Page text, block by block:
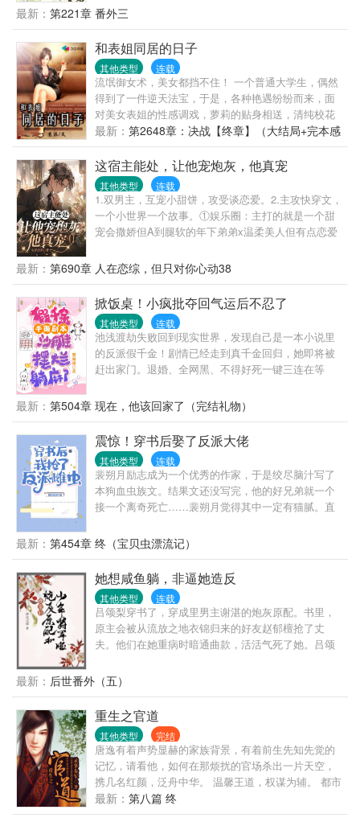
饥肠辘辘的顾庭风准备去隔壁吴大叔家借两个红薯回
来烤着吃，不成想推开门就看见一个竹篮子放在家门
口，揭开一看，一碗晶莹透亮的红烧肉片，以及翠绿
可口的红苕尖。一连好几天家门口莫名多了个装着食
物的篮子，顾庭风心里暗忖道：莫非这世上真的有田
螺夫郎……
最新： 第221章 番外三
和表姐同居的日子
其他类型 连载
流氓御女术，美女都挡不住！ 一个普通大学生，偶然
得到了一件逆天法宝，于是，各种艳遇纷纷而来，面
对美女表姐的性感调戏，萝莉的贴身相送，清纯校花
的真情表白，美女老师的勾搭，秦天，终于沦落了，
开始往成为一个坐拥后宫三千的都市皇帝之路发
展……
最新： 第2648章：决战【终章】（大结局+完本感
言）
这宿主能处，让他宠炮灰，他真宠
其他类型 连载
1.双男主，互宠小甜饼，攻受谈恋爱。2.主攻快穿文，
一个小世界一个故事。①娱乐圈：主打的就是一个甜
宠会撒娇但A到腿软的年下弟弟x温柔美人但有点恋爱
牵线找个好老攻。但没想到进入世界的时间不对，直
接抱了小受。看着小受长在心巴上的脸蛋，他觉得，
交给别人，不如交给自己。追媳妇嘛，当然在脸皮厚
啦，撒娇八连说来就来。哥哥好不好嘛~求求你啦~拜
托拜托~行不行啊~我不管嘛~你最好啦~我爱你呀~人
家要嘛~江笙：他也不想动心呀~可是秦逸在和他撒娇
欸~用最攻的声音唱着最甜的歌，这谁能抵的住~要命
~?(??v??)?②、年代：糙汉攻VS小知青③、虫族：国
⑤、兽世：兔耳少年他好乖⑥、现代：协议结婚找我
我超甜⑦、现代：我在异世搞玄学...⑧、......
最新： 第690章 人在恋综，但只对你心动38
掀饭桌！小疯批夺回气运后不忍了
其他类型 连载
池浅渡劫失败回到现实世界，发现自己是一本小说里
的反派假千金！剧情已经走到真千金回归，她即将被
赶出家门。退婚、全网黑、不得好死一键三连在等
屈自己，不如创死别人！上求生综艺，别人求生，她
专注吃瓜躺平，保温杯里可乐配枸杞。新晋顶流煲鸡
汤：“努力就可以改变一切！”池浅：“但是肾虚不行，
口臭也不行，你得治。”茶派当红小花：“人家从来没谈
过恋爱啦。”池浅：“喜欢一个人是藏不住的，就算躲在
衣柜里，也会被他老婆发现。”真千金女主：“真羡慕池
浅说话直，不像我这么有礼貌。”池浅：“你发癫，别人
放屁你拿嘴接，你比垃圾袋还能装。”不料池浅在发疯
顾他人死活的美感。…一开始，池浅以为池家只是普
通家庭。工薪族大舅告诉她：“你二舅是开店的，三舅
跑龙套，四舅在国外挖野菜，五舅在厂里拧螺丝。”事
实上……惊呆了好吗？池浅：这么多条大腿，今天该
抱哪一根呢？
最新： 第504章 现在，他该回家了（完结礼物）
震惊！穿书后娶了反派大佬
其他类型 连载
裴朔月励志成为一个优秀的作家，于是绞尽脑汁写了
本狗血虫族文。结果文还没写完，他的好兄弟就一个
接一个离奇死亡……裴朔月觉得其中一定有猫腻。直
中。他早死的好兄弟们朝他冷笑了一声，“来了啊，我
们等你很久了。”裴朔月：“……”本文为单元文，一个
单元一对cp。第一个单元：温柔腹黑江淮景x悲惨少将
阿塔弥亚谁都没有江淮景惨。被撞死以后又穿进了书
里，虽然是个雄虫，但落地就瘫痪。这也就算了，他
旁边还有个以后会把他扒皮抽筋的反派军雌。看着阿
塔弥亚身上遍布的伤口，江淮景默默望天，他现在刷
好感度还来得及吗……第二个单元富家公子林越X王室
最新： 第454章 终（宝贝虫漂流记）
她想咸鱼躺，非逼她造反
其他类型 连载
吕颂梨穿书了，穿成里男主谢湛的炮灰原配。书里，
原主会被从流放之地衣锦归来的好友赵郁檀抢了丈
夫。他们在她重病时暗通曲款，活活气死了她。吕颂
算维持原着剧情了，她想让两人互换未婚夫。吕颂梨
默默地让她把渣男抢走了。至于她扔过来的未婚夫秦
晟，一开始吕颂梨是不满意的，后面她想通了，反正
他就是个早早下线的炮灰。她大可以嫁过去，跟着秦
家吃几年苦，等秦家造反成功。她就是新朝里最有权
有势的遗孀了。到时，在新帝允许下养几个面首，想
想就美滋滋。后来她等啊等，没等来丈夫秦晟的下
线，却等来了荣宠一生。一次喝酒中，好友问秦晟，
怎么会想到造反的？世代忠良的秦晟睁着微醉的眼眸
最新： 后世番外（五）
重生之官道
其他类型 完结
唐逸有着声势显赫的家族背景，有着前生先知先觉的
记忆，请看他，如何在那烦扰的官场杀出一片天空，
携几名红颜，泛舟中华。 温馨王道，权谋为辅。 都市
为主，官场为辅。 不一样的都市官场文，轻松而不幼
稚，尽力做到雅俗共赏。
最新： 第八篇 终